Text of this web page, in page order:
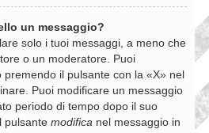
un messaggio?
solo i tuoi messaggi, a meno che
o un moderatore. Puoi
il pulsante con la «X» nel
Puoi modificare un messaggio
periodo di tempo dopo il suo
pulsante modifica nel messaggio in